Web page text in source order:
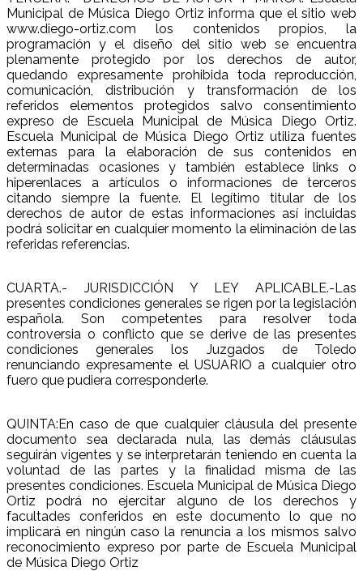
Municipal de Música Diego Ortiz informa que el sitio web
www.diego-ortiz.com los contenidos propios, la
programación y el diseño del sitio web se encuentra
plenamente protegido por los derechos de autor,
quedando expresamente prohibida toda reproducción,
comunicación, distribución y transformación de los
referidos elementos protegidos salvo consentimiento
expreso de Escuela Municipal de Música Diego Ortiz.
Escuela Municipal de Música Diego Ortiz utiliza fuentes
externas para la elaboración de sus contenidos en
determinadas ocasiones y también establece links o
hiperenlaces a artículos o informaciones de terceros
citando siempre la fuente. El legítimo titular de los
derechos de autor de estas informaciones así incluidas
podrá solicitar en cualquier momento la eliminación de las
referidas referencias.
CUARTA.- JURISDICCIÓN Y LEY APLICABLE.-Las
presentes condiciones generales se rigen por la legislación
española. Son competentes para resolver toda
controversia o conflicto que se derive de las presentes
condiciones generales los Juzgados de Toledo
renunciando expresamente el USUARIO a cualquier otro
fuero que pudiera corresponderle.
QUINTA:En caso de que cualquier cláusula del presente
documento sea declarada nula, las demás cláusulas
seguirán vigentes y se interpretarán teniendo en cuenta la
voluntad de las partes y la finalidad misma de las
presentes condiciones. Escuela Municipal de Música Diego
Ortiz podrá no ejercitar alguno de los derechos y
facultades conferidos en este documento lo que no
implicará en ningún caso la renuncia a los mismos salvo
reconocimiento expreso por parte de Escuela Municipal
de Música Diego Ortiz